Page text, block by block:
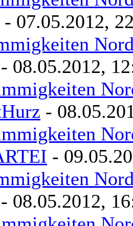
- 07.05.2012,
- 08.05.2012,
-
-
- 08.05.2012,